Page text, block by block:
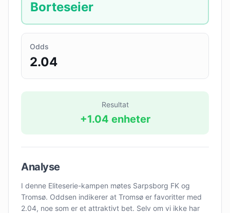
Borteseier
Odds
2.04
Resultat
+1.04 enheter
Analyse
I denne Eliteserie-kampen møtes Sarpsborg FK og
Tromsø. Oddsen indikerer at Tromsø er favoritter med
2.04, noe som er et attraktivt bet. Selv om vi ikke har